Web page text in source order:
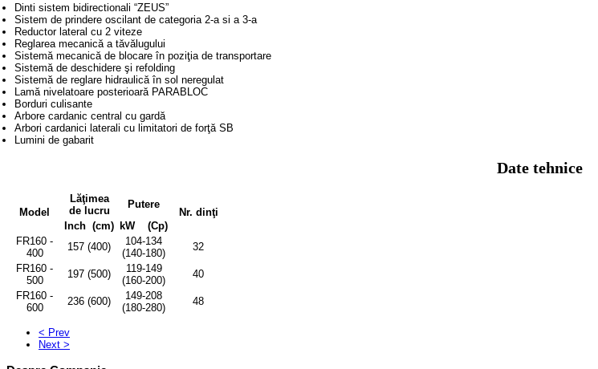
Dinti sistem bidirectionali “ZEUS”
Sistem de prindere oscilant de categoria 2-a si a 3-a
Reductor lateral cu 2 viteze
Reglarea mecanică a tăvălugului
Sistemă mecanică de blocare în poziţia de transportare
Sistemă de deschidere şi refolding
Sistemă de reglare hidraulică în sol neregulat
Lamă nivelatoare posterioară PARABLOC
Borduri culisante
Arbore cardanic central cu gardă
Arbori cardanici laterali cu limitatori de forţă SB
Lumini de gabarit
Date tehnice
Model
Lăţimea
de lucru
Putere
Nr. dinţi
Inch (cm) kW (Cp)
FR160 -
400
157 (400)
104-134
(140-180)
32
FR160 -
500
197 (500)
119-149
(160-200)
40
FR160 -
600
236 (600)
149-208
(180-280)
48
< Prev
Next >